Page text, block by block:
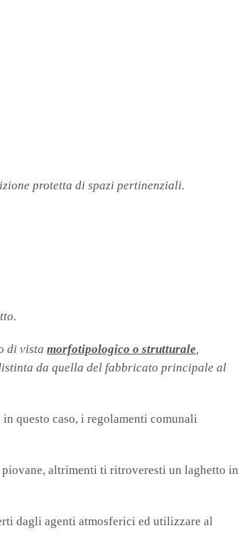
protetta di spazi pertinenziali.
di vista morfotipologico o strutturale
da quella del fabbricato principale al
questo caso, i regolamenti comunali
altrimenti ti ritroveresti un laghetto in
dagli agenti atmosferici ed utilizzare al